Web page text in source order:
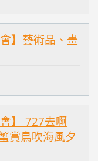
】藝術品、畫
】 727去啊
賞鳥吹海風夕